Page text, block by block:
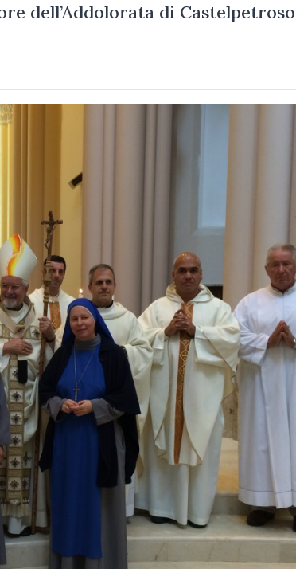
dell’Addolorata di